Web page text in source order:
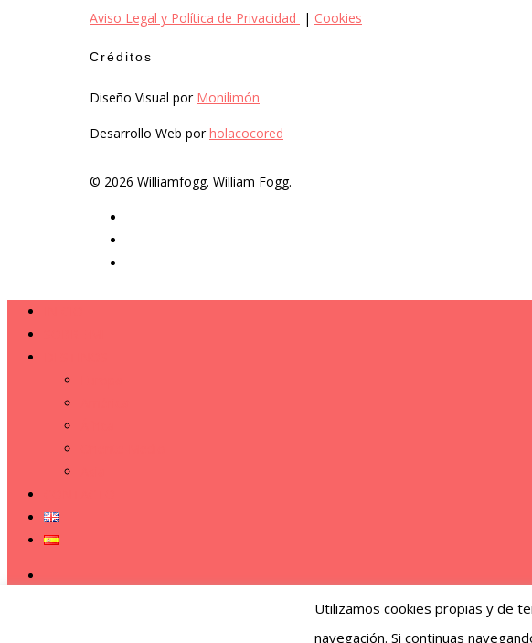
Aviso Legal y Política de Privacidad | Cookies
Créditos
Diseño Visual por Monilimón
Desarrollo Web porholacocored
© 2026 Williamfogg. William Fogg.
Utilizamos cookies propias y de
navegación. Si continuas